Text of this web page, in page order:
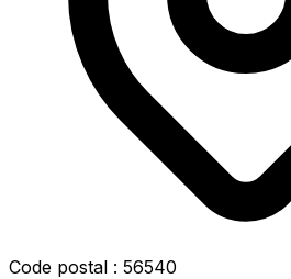
Code postal : 56540